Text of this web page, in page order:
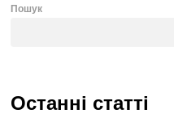
Пошук
Останні статті